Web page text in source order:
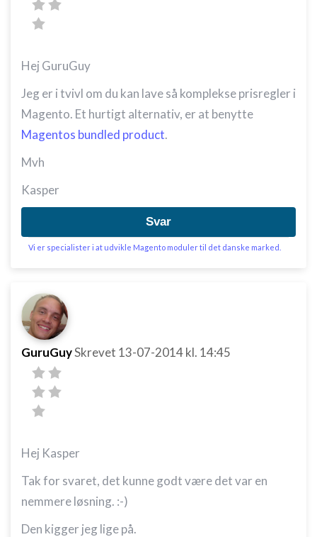
Hej GuruGuy
Jeg er i tvivl om du kan lave så komplekse prisregler i
Magento. Et hurtigt alternativ, er at benytte
Magentos bundled product.
Mvh
Kasper
Svar
Vi er specialister i at udvikle Magento moduler til det danske marked.
GuruGuySkrevet 13-07-2014kl. 14:45
Hej Kasper
Tak for svaret, det kunne godt være det var en
nemmere løsning. :-)
Den kigger jeg lige på.